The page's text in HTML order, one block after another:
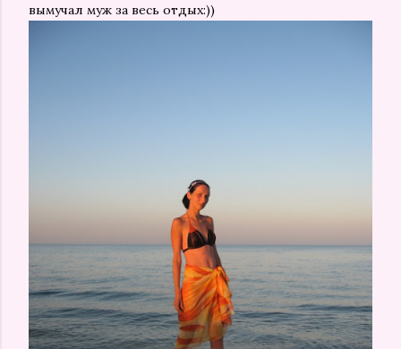
вымучал муж за весь отдых:))